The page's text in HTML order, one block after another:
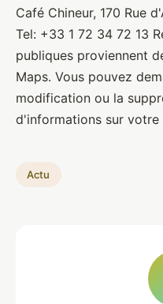
Brasseurs•10 janvier 2022•
Café Chineur, 170 Rue
Tel: +33 1 72 34 72 13
publiques proviennent
Maps. Vous pouvez
modification ou la
d'informations sur votre
Actu